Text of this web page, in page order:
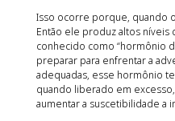
Isso ocorre porque, quando
Então ele produz altos
conhecido como “hormônio
preparar para enfrentar a
adequadas, esse hormônio
quando liberado em
aumentar a suscetibilidade a